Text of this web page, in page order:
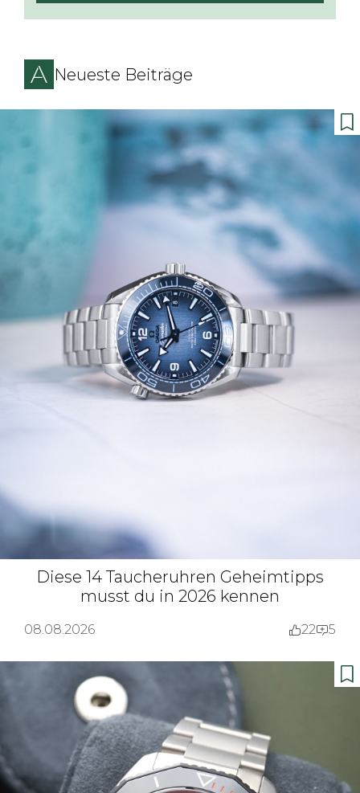
Neueste Beiträge
Diese 14 Taucheruhren Geheimtipps
musst du in 2026 kennen
08.08.2026 22 5